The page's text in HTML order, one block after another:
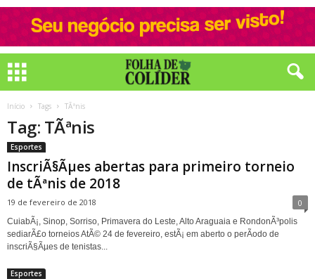
Início Tags TÃªnis
Tag: TÃªnis
Esportes
InscriÃ§Ãµes abertas para primeiro torneio
de tÃªnis de 2018
19 de fevereiro de 2018 0
CuiabÃ¡, Sinop, Sorriso, Primavera do Leste, Alto Araguaia e RondonÃ³polis
sediarÃ£o torneios AtÃ© 24 de fevereiro, estÃ¡ em aberto o perÃ­odo de
inscriÃ§Ãµes de tenistas...
Esportes